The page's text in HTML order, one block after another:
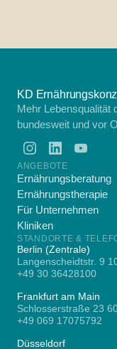
KD
Mehr Lebensqualität
bundesweit und vor
ANGEBOTE
Ernährungsberatung
Ernährungstherapie
Für Unternehmen
Kliniken
STANDORTE &
Berlin (Zentrale)
Langenscheidtstr. 9
+49 30 36428100
Frankfurt am Main
Schlosserstraße 23
+49 069 17075792
Düsseldorf